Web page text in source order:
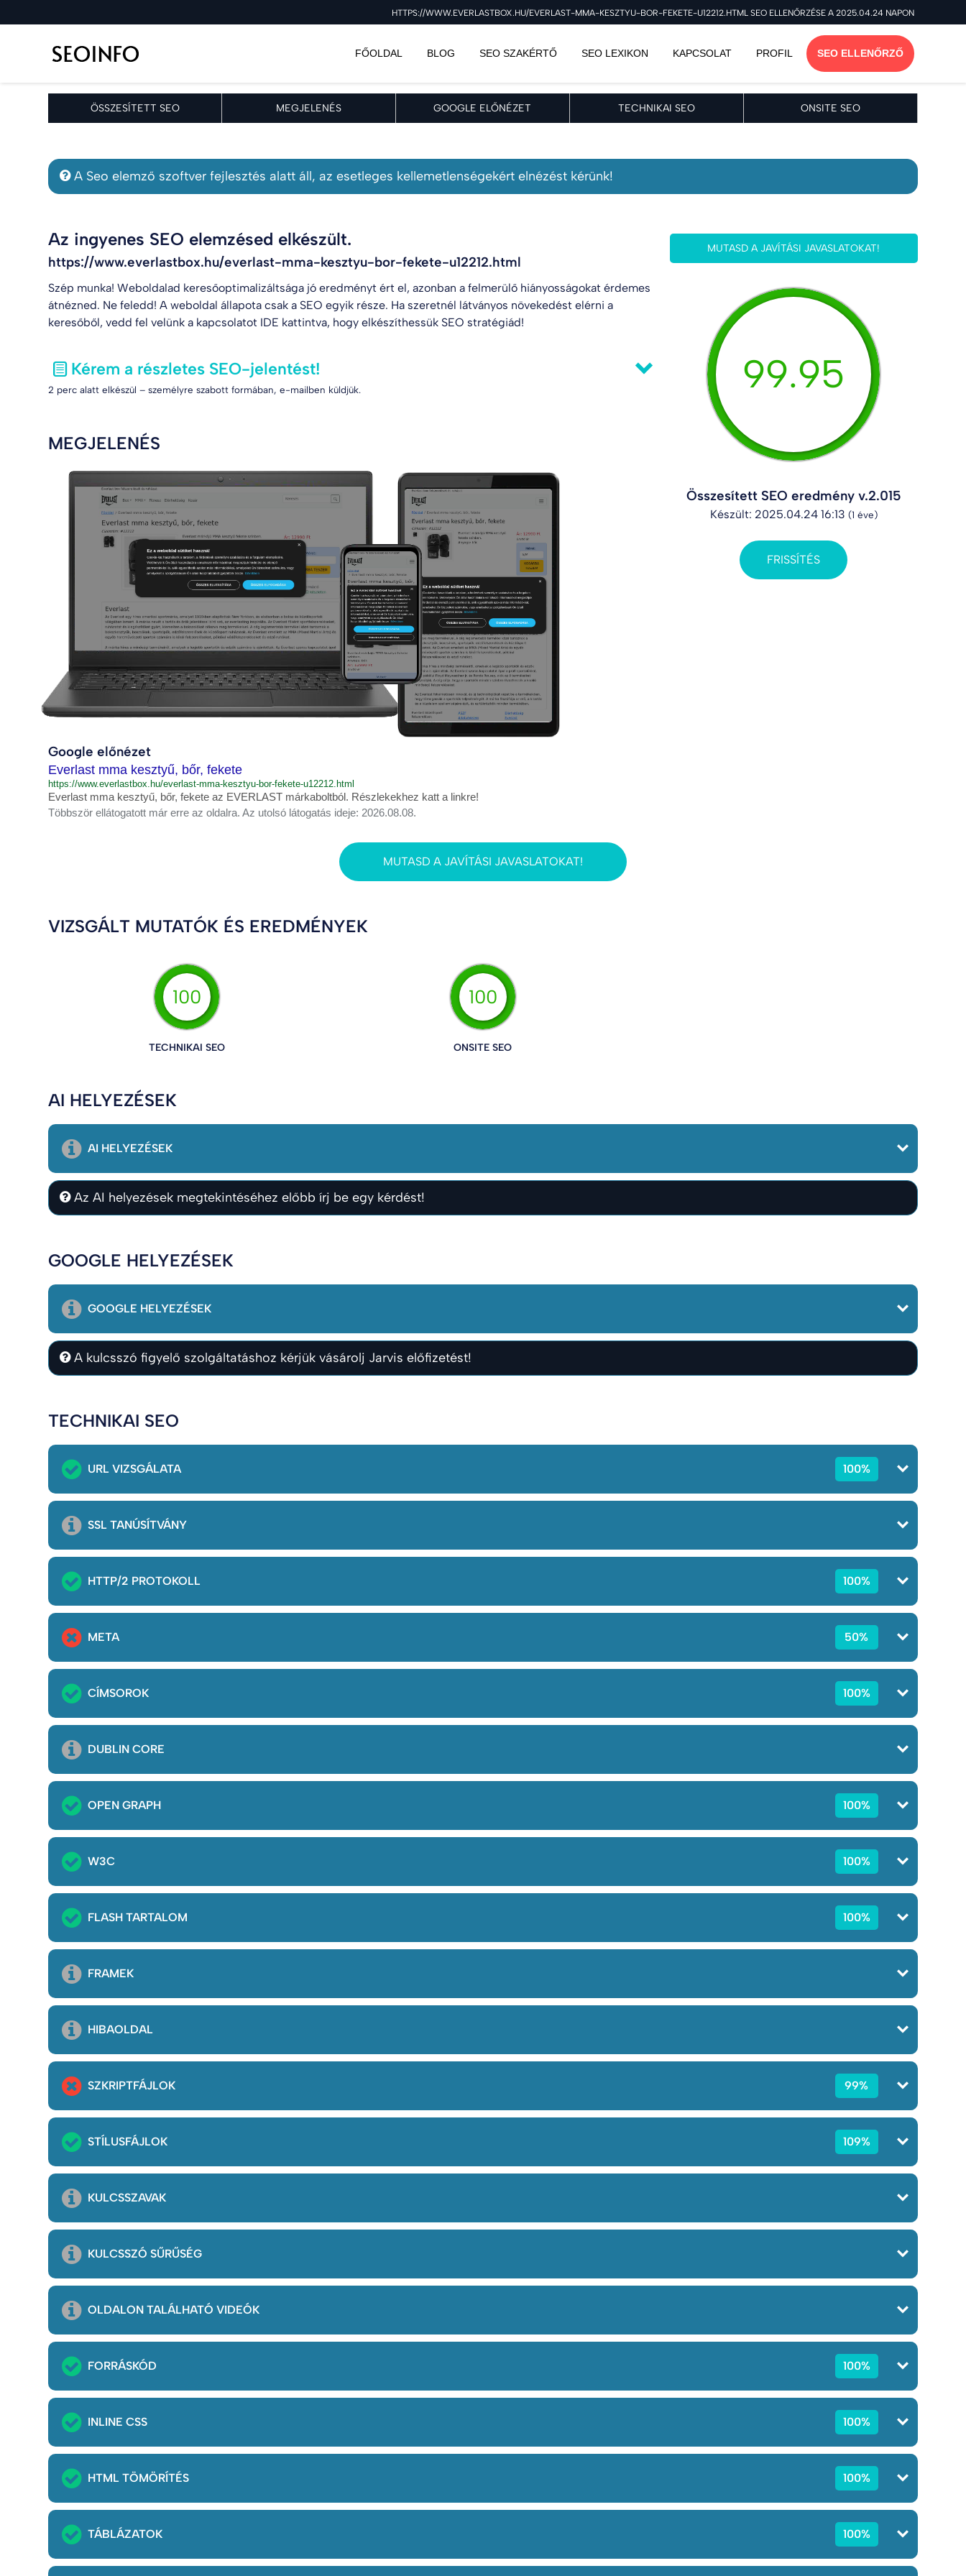
HTTPS://WWW.EVERLASTBOX.HU/EVERLAST-MMA-KESZTYU-BOR-FEKETE-U12212.HTML SEO ELLENŐRZÉSE A 2025.04.24 NAPON
FŐOLDAL BLOG SEO SZAKÉRTŐ SEO LEXIKON KAPCSOLAT PROFIL SEO ELLENŐRZŐ
ÖSSZESÍTETT SEO MEGJELENÉS GOOGLE ELŐNÉZET TECHNIKAI SEO ONSITE SEO
A Seo elemző szoftver fejlesztés alatt áll, az esetleges kellemetlenségekért elnézést kérünk!
Az ingyenes SEO elemzésed elkészült.
https://www.everlastbox.hu/everlast-mma-kesztyu-bor-fekete-u12212.html
Szép munka! Weboldalad keresőoptimalizáltsága jó eredményt ért el, azonban a felmerülő hiányosságokat érdemes
átnézned. Ne feledd! A weboldal állapota csak a SEO egyik része. Ha szeretnél látványos növekedést elérni a
keresőből, vedd fel velünk a kapcsolatot IDE kattintva, hogy elkészíthessük SEO stratégiád!
Kérem a részletes SEO-jelentést!
2 perc alatt elkészül – személyre szabott formában, e-mailben küldjük.
MEGJELENÉS
MUTASD A JAVÍTÁSI JAVASLATOKAT!
99.95
Összesített SEO eredmény v.2.015
Készült: 2025.04.24 16:13 (1 éve)
FRISSÍTÉS
Google előnézet
Everlast mma kesztyű, bőr, fekete
https://www.everlastbox.hu/everlast-mma-kesztyu-bor-fekete-u12212.html
Everlast mma kesztyű, bőr, fekete az EVERLAST márkaboltból. Részlekekhez katt a linkre!
Többször ellátogatott már erre az oldalra. Az utolsó látogatás ideje: 2026.08.08.
MUTASD A JAVÍTÁSI JAVASLATOKAT!
VIZSGÁLT MUTATÓK ÉS EREDMÉNYEK
100
TECHNIKAI SEO
100
ONSITE SEO
AI HELYEZÉSEK
AI HELYEZÉSEK
Az AI helyezések megtekintéséhez előbb írj be egy kérdést!
GOOGLE HELYEZÉSEK
GOOGLE HELYEZÉSEK
A kulcsszó figyelő szolgáltatáshoz kérjük vásárolj Jarvis előfizetést!
TECHNIKAI SEO
URL VIZSGÁLATA 100%
SSL TANÚSÍTVÁNY
HTTP/2 PROTOKOLL 100%
META 50%
CÍMSOROK 100%
DUBLIN CORE
OPEN GRAPH 100%
W3C 100%
FLASH TARTALOM 100%
FRAMEK
HIBAOLDAL
SZKRIPTFÁJLOK 99%
STÍLUSFÁJLOK 109%
KULCSSZAVAK
KULCSSZÓ SŰRŰSÉG
OLDALON TALÁLHATÓ VIDEÓK
FORRÁSKÓD 100%
INLINE CSS 100%
HTML TÖMÖRÍTÉS 100%
TÁBLÁZATOK 100%